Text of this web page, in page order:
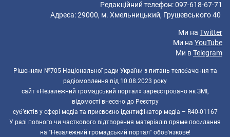
Редакційний телефон: 097-618-67-71
Адреса: 29000, м. Хмельницький, Грушевського 40
Ми на Twitter
Ми на YouTube
Ми вTelegram
Рішенням №705 Національної ради України з питань телебачення та
радіомовлення від 10.08.2023 року
сайт «Незалежний громадський портал» зареєстровано як ЗМІ,
відомості внесено до Реєстру
суб’єктів у сфері медіа та присвоєно ідентифікатор медіа – R40-01167
У разі повного чи часткового відтворення матеріалів пряме посилання
на "Незалежний громадський портал" обов'язкове!